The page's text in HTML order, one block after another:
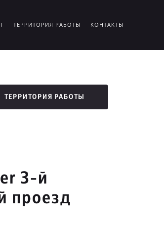
ТЕРРИТОРИЯ РАБОТЫ КОНТАКТЫ
ТЕРРИТОРИЯ РАБОТЫ
3-й
проезд